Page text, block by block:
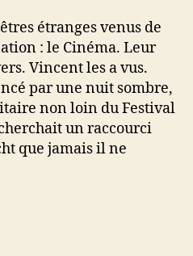
étranges venus de
: le Cinéma. Leur
Vincent les a vus.
par une nuit sombre,
non loin du Festival
un raccourci
que jamais il ne